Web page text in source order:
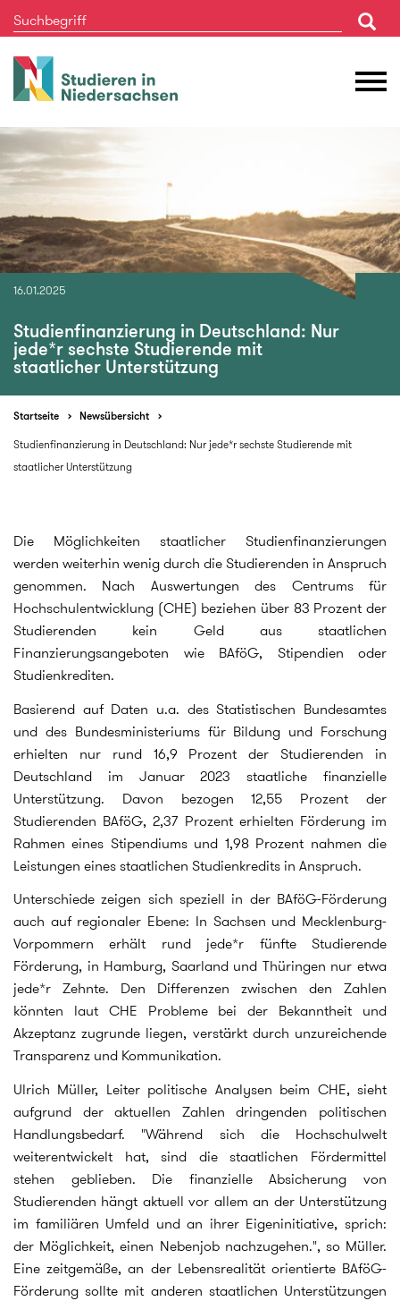
Studieren
in
16.01.2025
Studienfinanzierung in Deutschland: Nur
jede*r sechste Studierende mit
staatlicher Unterstützung
Startseite
Newsübersicht
Studienfinanzierung in Deutschland: Nur jede*r sechste Studierende mit
staatlicher Unterstützung
Die Möglichkeiten staatlicher Studienfinanzierungen
werden weiterhin wenig durch die Studierenden in Anspruch
genommen. Nach Auswertungen des Centrums für
Hochschulentwicklung (CHE) beziehen über 83 Prozent der
Studierenden kein Geld aus staatlichen
Finanzierungsangeboten wie BAföG, Stipendien oder
Studienkrediten.
Basierend auf Daten u.a. des Statistischen Bundesamtes
und des Bundesministeriums für Bildung und Forschung
erhielten nur rund 16,9 Prozent der Studierenden in
Deutschland im Januar 2023 staatliche finanzielle
Unterstützung. Davon bezogen 12,55 Prozent der
Studierenden BAföG, 2,37 Prozent erhielten Förderung im
Rahmen eines Stipendiums und 1,98 Prozent nahmen die
Leistungen eines staatlichen Studienkredits in Anspruch.
Unterschiede zeigen sich speziell in der BAföG-Förderung
auch auf regionaler Ebene: In Sachsen und Mecklenburg-
Vorpommern erhält rund jede*r fünfte Studierende
Förderung, in Hamburg, Saarland und Thüringen nur etwa
jede*r Zehnte. Den Differenzen zwischen den Zahlen
könnten laut CHE Probleme bei der Bekanntheit und
Akzeptanz zugrunde liegen, verstärkt durch unzureichende
Transparenz und Kommunikation.
Ulrich Müller, Leiter politische Analysen beim CHE, sieht
aufgrund der aktuellen Zahlen dringenden politischen
Handlungsbedarf. "Während sich die Hochschulwelt
weiterentwickelt hat, sind die staatlichen Fördermittel
stehen geblieben. Die finanzielle Absicherung von
Studierenden hängt aktuell vor allem an der Unterstützung
im familiären Umfeld und an ihrer Eigeninitiative, sprich:
der Möglichkeit, einen Nebenjob nachzugehen.", so Müller.
Eine zeitgemäße, an der Lebensrealität orientierte BAföG-
Förderung sollte mit anderen staatlichen Unterstützungen